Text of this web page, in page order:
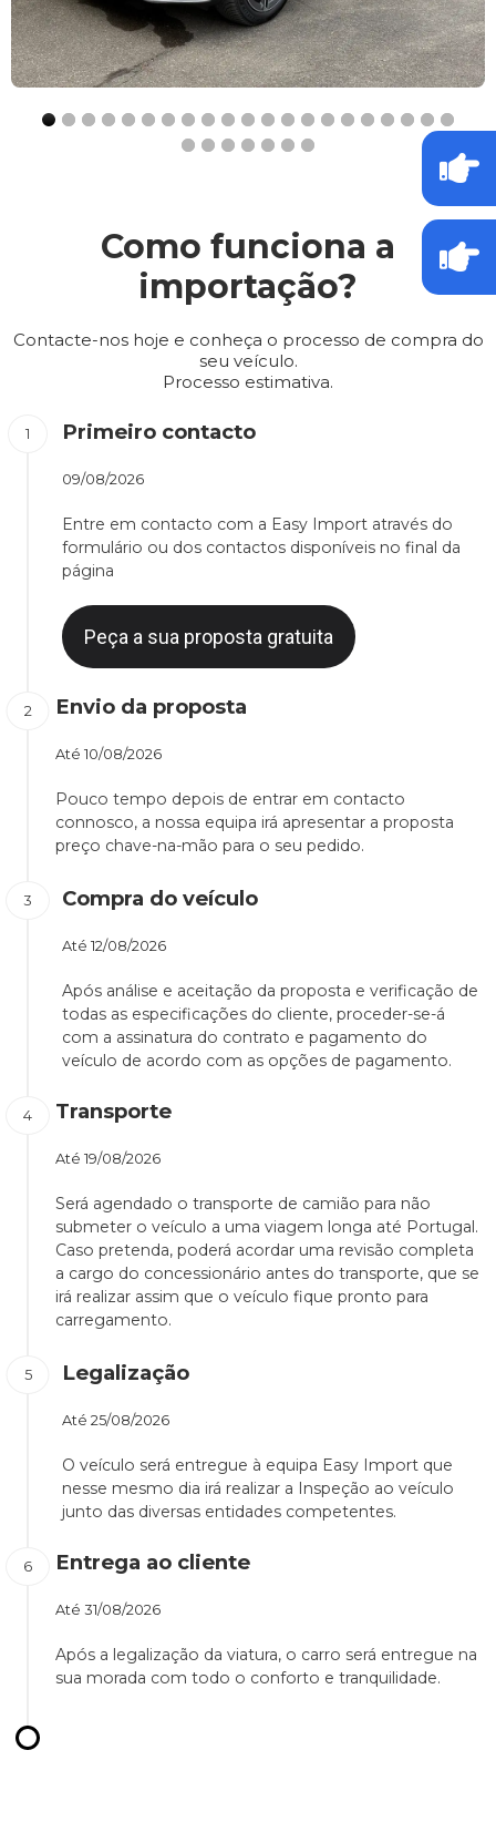
Como funciona a
importação?
Contacte-nos hoje e conheça o processo de compra do
seu veículo.
Processo estimativa.
Primeiro contacto
09/08/2026
Entre em contacto com a Easy Import através do
formulário ou dos contactos disponíveis no final da
página
Peça a sua proposta gratuita
Envio da proposta
Até 10/08/2026
Pouco tempo depois de entrar em contacto
connosco, a nossa equipa irá apresentar a proposta
preço chave-na-mão para o seu pedido.
Compra do veículo
Até 12/08/2026
Após análise e aceitação da proposta e verificação de
todas as especificações do cliente, proceder-se-á
com a assinatura do contrato e pagamento do
veículo de acordo com as opções de pagamento.
Transporte
Até 19/08/2026
Será agendado o transporte de camião para não
submeter o veículo a uma viagem longa até Portugal.
Caso pretenda, poderá acordar uma revisão completa
a cargo do concessionário antes do transporte, que se
irá realizar assim que o veículo fique pronto para
carregamento.
Legalização
Até 25/08/2026
O veículo será entregue à equipa Easy Import que
nesse mesmo dia irá realizar a Inspeção ao veículo
junto das diversas entidades competentes.
Entrega ao cliente
Até 31/08/2026
Após a legalização da viatura, o carro será entregue na
sua morada com todo o conforto e tranquilidade.